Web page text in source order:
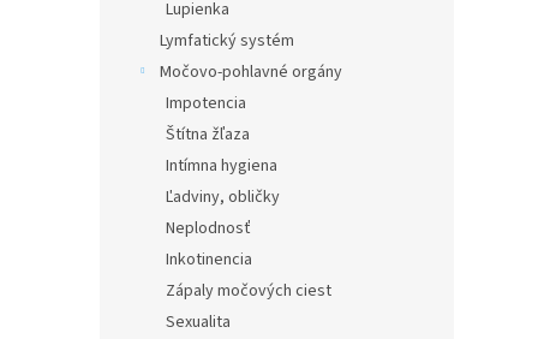
Lupienka
Lymfatický systém
Močovo-pohlavné orgány
Impotencia
Štítna žľaza
Intímna hygiena
Ľadviny, obličky
Neplodnosť
Inkotinencia
Zápaly močových ciest
Sexualita